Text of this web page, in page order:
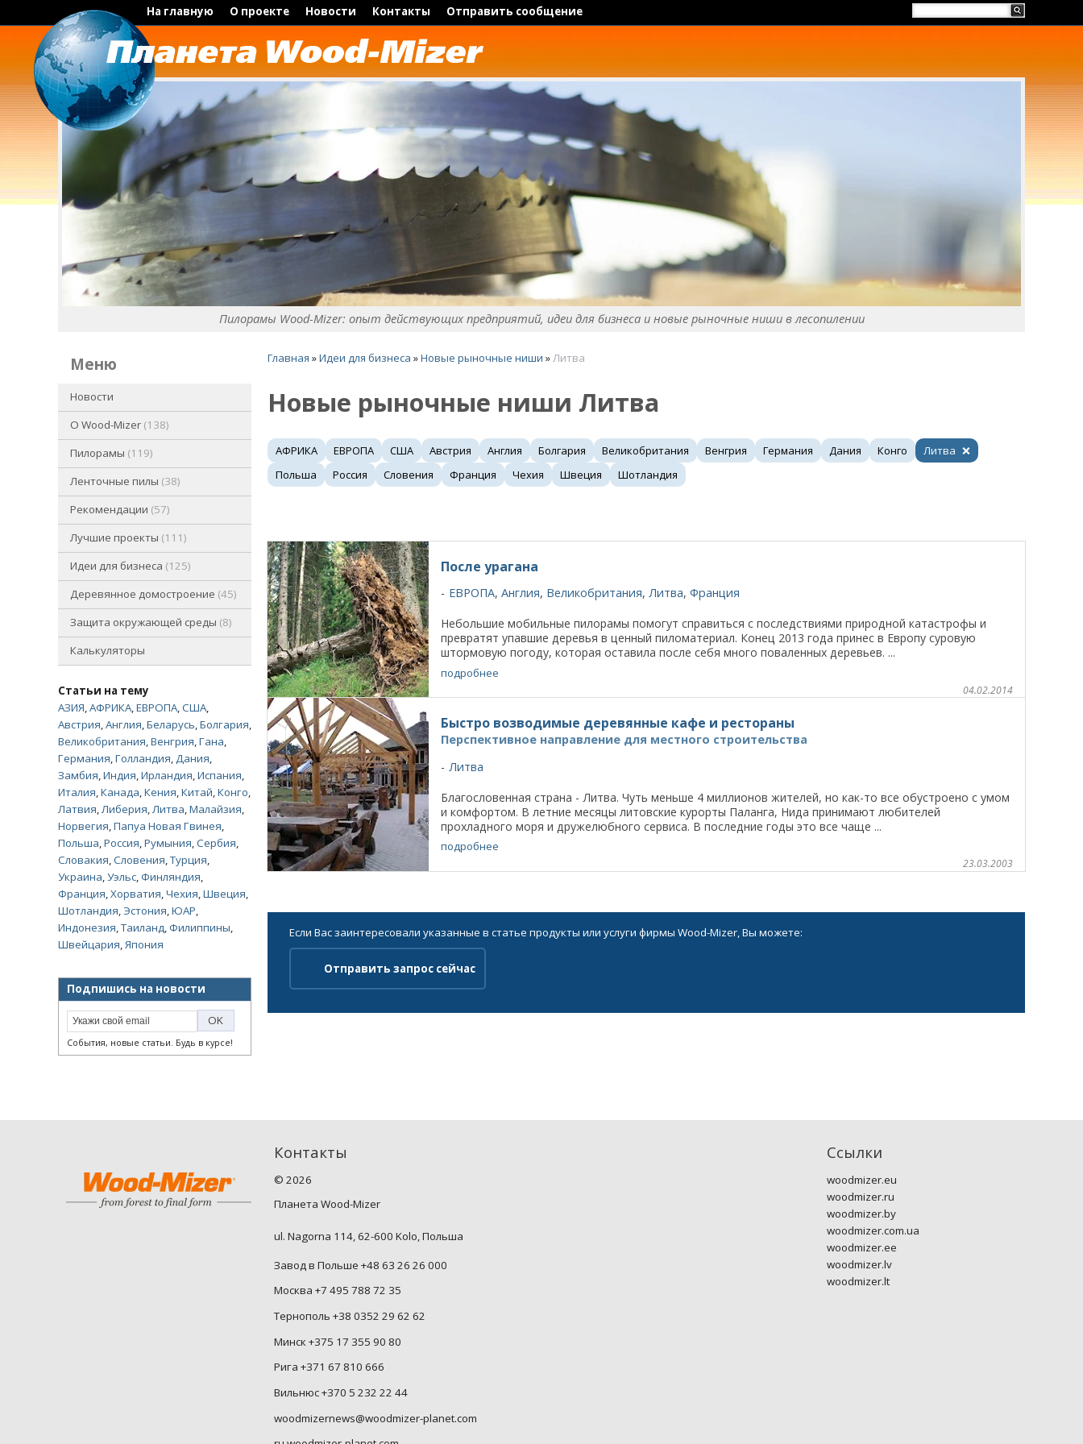
На главную О проекте Новости Контакты Отправить сообщение
Пилорамы Wood-Mizer: опыт действующих предприятий, идеи для бизнеса и новые рыночные ниши в лесопилении
меню
Новости
O Wood-Mizer 138
Пилорамы 119
Ленточные пилы 38
Рекомендации 57
Лучшие проекты 111
Идеи для бизнеса 125
Деревянное домостроение 45
Защита окружающей среды 8
Калькуляторы
Статьи на тему
АЗИЯ,АФРИКА,ЕВРОПА,США,
Австрия,Англия,Беларусь,Болгария,
Великобритания,Венгрия,Гана,
Германия,Голландия,Дания,
Замбия,Индия,Ирландия,Испания,
Италия,Канада,Кения,Китай,Конго,
Латвия,Либерия,Литва,Малайзия,
Норвегия,Папуа Новая Гвинея,
Польша,Россия,Румыния,Сербия,
Словакия,Словения,Турция,
Украина,Уэльс,Финляндия,
Франция,Хорватия,Чехия,Швеция,
Шотландия, Эстония,ЮАР,
Индонезия,Таиланд,Филиппины,
Швейцария,Япония
Подпишись на новости
События, новые статьи. Будь в курсе!
Главная »Идеи для бизнеса »Новые рыночные ниши »Литва
Новые рыночные ниши Литва
АФРИКА ЕВРОПА США Австрия Англия Болгария Великобритания Венгрия Германия Дания Конго
Литва
Польша
Россия Словения Франция Чехия Швеция Шотландия
После урагана
ЕВРОПА, Англия, Великобритания, Литва, Франция
Небольшие мобильные пилорамы помогут справиться с последствиями природной катастрофы и
превратят упавшие деревья в ценный пиломатериал. Конец 2013 года принес в Европу суровую
штормовую погоду, которая оставила после себя много поваленных деревьев. ...
подробнее
04.02.2014
Быстро возводимые деревянные кафе и рестораны
Перспективное направление для местного строительства
Литва
Благословенная страна - Литва. Чуть меньше 4 миллионов жителей, но как-то все обустроено с умом
и комфортом. В летние месяцы литовские курорты Паланга, Нида принимают любителей
прохладного моря и дружелюбного сервиса. В последние годы это все чаще ...
подробнее
23.03.2003
Если Вас заинтересовали указанные в статье продукты или услуги фирмы Wood-Mizer, Вы можете:
Отправить запрос сейчас
Контакты Ссылки
© 2026
Планета Wood-Mizer
ul. Nagorna 114, 62-600 Kolo, Польша
Завод в Польше +48 63 26 26 000
Москва +7 495 788 72 35
Тернополь +38 0352 29 62 62
Минск +375 17 355 90 80
Рига +371 67 810 666
Вильнюс +370 5 232 22 44
woodmizernews@woodmizer-planet.com
woodmizer.eu
woodmizer.ru
woodmizer.by
woodmizer.com.ua
woodmizer.ee
woodmizer.lv
woodmizer.lt